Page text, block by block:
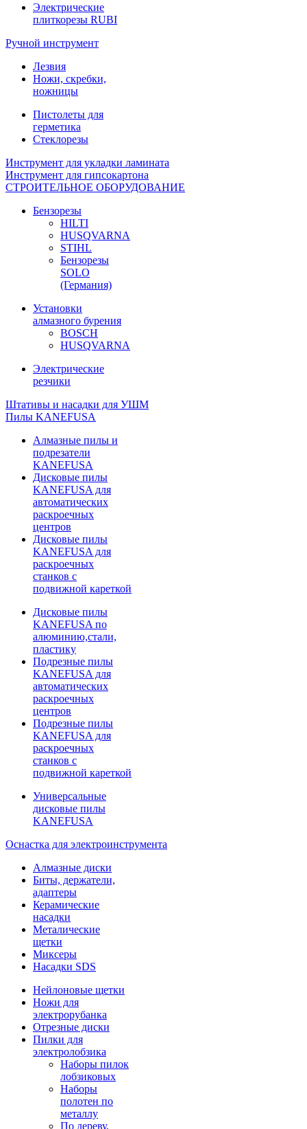
Электрические
плиткорезы RUBI
Ручной инструмент
Лезвия
Ножи, скребки,
ножницы
Пистолеты для
герметика
Стеклорезы
Инструмент для укладки ламината
Инструмент для гипсокартона
СТРОИТЕЛЬНОЕ ОБОРУДОВАНИЕ
Бензорезы
HILTI
HUSQVARNA
STIHL
Бензорезы
SOLO
(Германия)
Установки
алмазного бурения
BOSCH
HUSQVARNA
Электрические
резчики
Штативы и насадки для УШМ
Пилы KANEFUSA
Алмазные пилы и
подрезатели
KANEFUSA
Дисковые пилы
KANEFUSA для
автоматических
раскроечных
центров
Дисковые пилы
KANEFUSA для
раскроечных
станков с
подвижной кареткой
Дисковые пилы
KANEFUSA по
алюминию,стали,
пластику
Подрезные пилы
KANEFUSA для
автоматических
раскроечных
центров
Подрезные пилы
KANEFUSA для
раскроечных
станков с
подвижной кареткой
Универсальные
дисковые пилы
KANEFUSA
Оснастка для электроинструмента
Алмазные диски
Биты, держатели,
адаптеры
Керамические
насадки
Металические
щетки
Миксеры
Насадки SDS
Нейлоновые щетки
Ножи для
электрорубанка
Отрезные диски
Пилки для
электролобзика
Наборы пилок
лобзиковых
Наборы
полотен по
металлу
По дереву,